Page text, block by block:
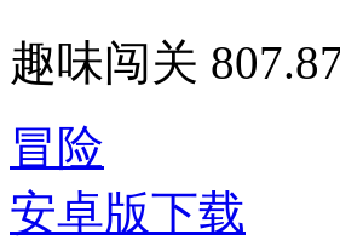
趣味闯关
冒险
安卓版下载